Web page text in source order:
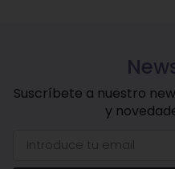
Suscríbete a nuestro
y